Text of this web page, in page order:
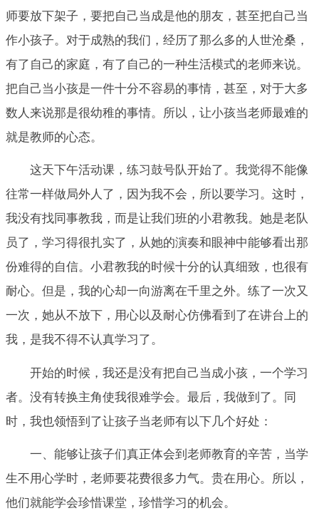
师要放下架子，要把自己当成是他的朋友，甚至把自己当
作小孩子。对于成熟的我们，经历了那么多的人世沧桑，
有了自己的家庭，有了自己的一种生活模式的老师来说。
把自己当小孩是一件十分不容易的事情，甚至，对于大多
数人来说那是很幼稚的事情。所以，让小孩当老师最难的
就是教师的心态。
这天下午活动课，练习鼓号队开始了。我觉得不能像
往常一样做局外人了，因为我不会，所以要学习。这时，
我没有找同事教我，而是让我们班的小君教我。她是老队
员了，学习得很扎实了，从她的演奏和眼神中能够看出那
份难得的自信。小君教我的时候十分的认真细致，也很有
耐心。但是，我的心却一向游离在千里之外。练了一次又
一次，她从不放下，用心以及耐心仿佛看到了在讲台上的
我，是我不得不认真学习了。
开始的时候，我还是没有把自己当成小孩，一个学习
者。没有转换主角使我很难学会。最后，我做到了。同
时，我也领悟到了让孩子当老师有以下几个好处：
一、能够让孩子们真正体会到老师教育的辛苦，当学
生不用心学时，老师要花费很多力气。贵在用心。所以，
他们就能学会珍惜课堂，珍惜学习的机会。